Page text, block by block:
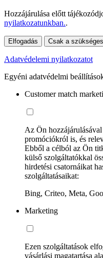
Hozzájárulása előtt
nyilatkozatunkban..
Elfogadás Csak a szükséges
Adatvédelemi nyilatkozatot
Egyéni adatvédelmi
Customer match
Az Ön
promóciókról is, és
Ebből a célból az Ön
külső szolgáltatókkal
hirdetési csatornáikat
szolgáltatásaikat:
Bing, Criteo, Meta,
Marketing
Ezen szolgáltatások
vásárlási magatartása